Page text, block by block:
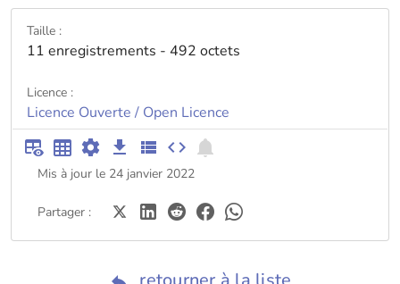
Taille :
11 enregistrements - 492 octets
Licence :
Licence Ouverte / Open Licence
Mis à jour le 24 janvier 2022
Partager :